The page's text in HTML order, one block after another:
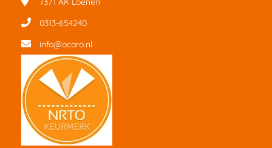
0313-654240
info@ocaro.nl